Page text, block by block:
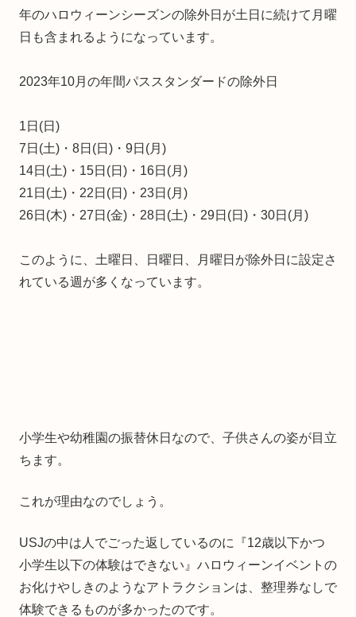
年のハロウィーンシーズンの除外日が土日に続けて月曜
日も含まれるようになっています。
2023年10月の年間パススタンダードの除外日
1日(日)
7日(土)・8日(日)・9日(月)
14日(土)・15日(日)・16日(月)
21日(土)・22日(日)・23日(月)
26日(木)・27日(金)・28日(土)・29日(日)・30日(月)
このように、土曜日、日曜日、月曜日が除外日に設定さ
れている週が多くなっています。
小学生や幼稚園の振替休日なので、子供さんの姿が目立
ちます。
これが理由なのでしょう。
USJの中は人でごった返しているのに『12歳以下かつ
小学生以下の体験はできない』ハロウィーンイベントの
お化けやしきのようなアトラクションは、整理券なしで
体験できるものが多かったのです。